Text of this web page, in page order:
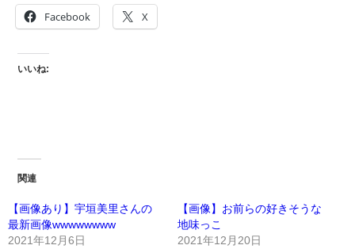
Facebook X
いいね:
関連
【画像あり】宇垣美里さんの
最新画像wwwwwwww
2021年12月6日
【画像】お前らの好きそうな
地味っこ
2021年12月20日